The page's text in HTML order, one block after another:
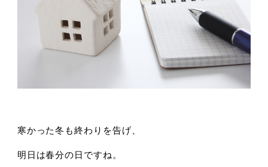
寒かった冬も終わりを告げ、
明日は春分の日ですね。